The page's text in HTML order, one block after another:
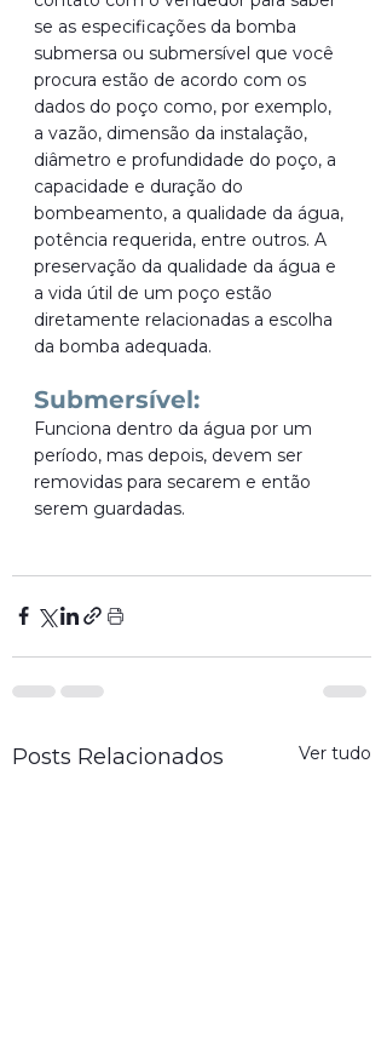
se as especificações da bomba
submersa ou submersível que você
procura estão de acordo com os
dados do poço como, por exemplo,
a vazão, dimensão da instalação,
diâmetro e profundidade do poço, a
capacidade e duração do
bombeamento, a qualidade da água,
potência requerida, entre outros. A
preservação da qualidade da água e
a vida útil de um poço estão
diretamente relacionadas a escolha
da bomba adequada.
Submersível:
Funciona dentro da água por um
período, mas depois, devem ser
removidas para secarem e então
serem guardadas.
Posts Relacionados Ver tudo